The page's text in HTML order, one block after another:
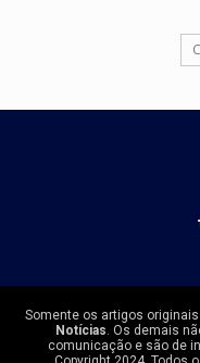
Somente os artigos
Notícias. Os demais
comunicação e são de